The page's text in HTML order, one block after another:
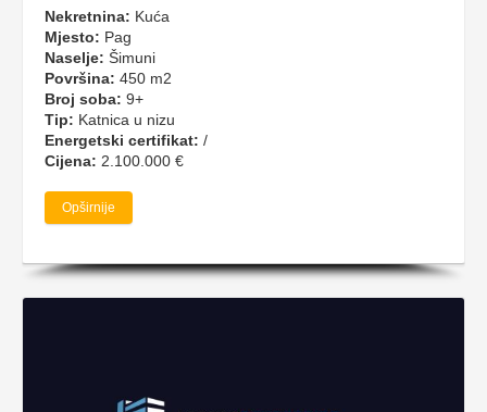
Nekretnina: Kuća
Mjesto: Pag
Naselje: Šimuni
Površina: 450 m2
Broj soba: 9+
Tip: Katnica u nizu
Energetski certifikat: /
Cijena: 2.100.000 €
Opširnije